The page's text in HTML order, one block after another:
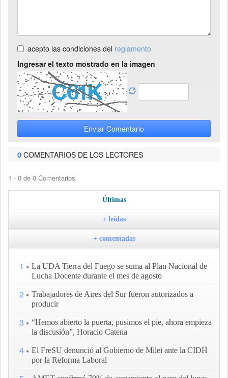
acepto las condiciones del reglamento
Ingresar el texto mostrado en la imagen
Enviar Comentario
0 COMENTARIOS DE LOS LECTORES
1 - 0 de 0 Comentarios
Últimas
+ leídas
+ comentadas
1
La UDA Tierra del Fuego se suma al Plan Nacional de
Lucha Docente durante el mes de agosto
2
Trabajadores de Aires del Sur fueron autorizados a
producir
3
“Hemos abierto la puerta, pusimos el pie, ahora empieza
la discusión”, Horacio Catena
4
El FreSU denunció al Gobierno de Milei ante la CIDH
por la Reforma Laboral